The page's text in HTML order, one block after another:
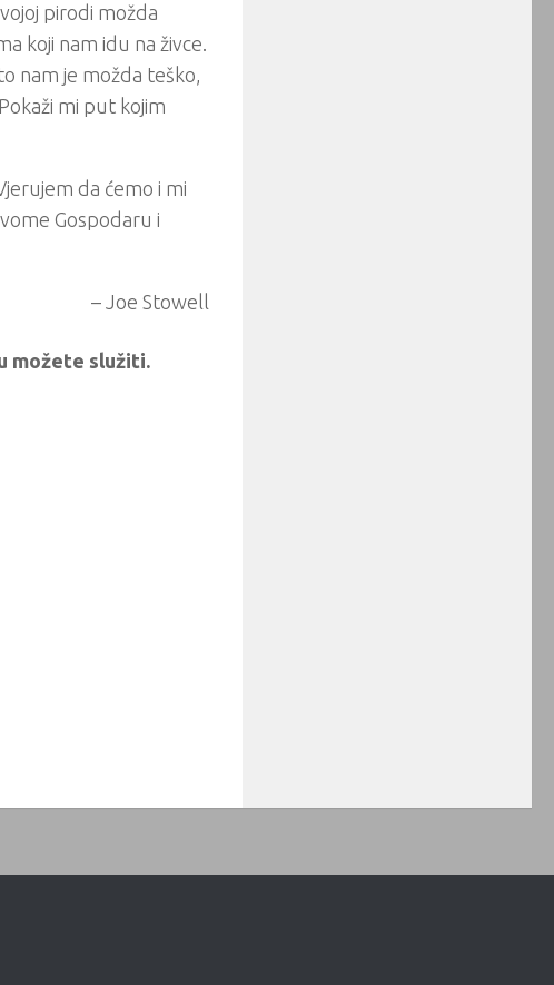
pirodi možda
koji nam idu na živce.
nam je možda teško,
mi put kojim
da ćemo i mi
Gospodaru i
– Joe Stowell
možete služiti.